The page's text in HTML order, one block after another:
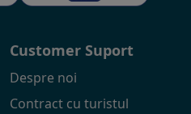
Customer Suport
Despre noi
Contract cu turistul